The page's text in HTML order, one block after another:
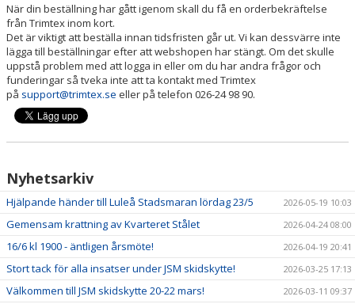
När din beställning har gått igenom skall du få en orderbekräftelse
från Trimtex inom kort.
Det är viktigt att beställa innan tidsfristen går ut. Vi kan dessvärre inte
lägga till beställningar efter att webshopen har stängt. Om det skulle
uppstå problem med att logga in eller om du har andra frågor och
funderingar så tveka inte att ta kontakt med Trimtex
på support@trimtex.se eller på telefon 026-24 98 90.
Nyhetsarkiv
Hjälpande händer till Luleå Stadsmaran lördag 23/5 2026-05-19 10:03
Gemensam krattning av Kvarteret Stålet 2026-04-24 08:00
16/6 kl 1900 - äntligen årsmöte! 2026-04-19 20:41
Stort tack för alla insatser under JSM skidskytte! 2026-03-25 17:13
Välkommen till JSM skidskytte 20-22 mars! 2026-03-11 09:37